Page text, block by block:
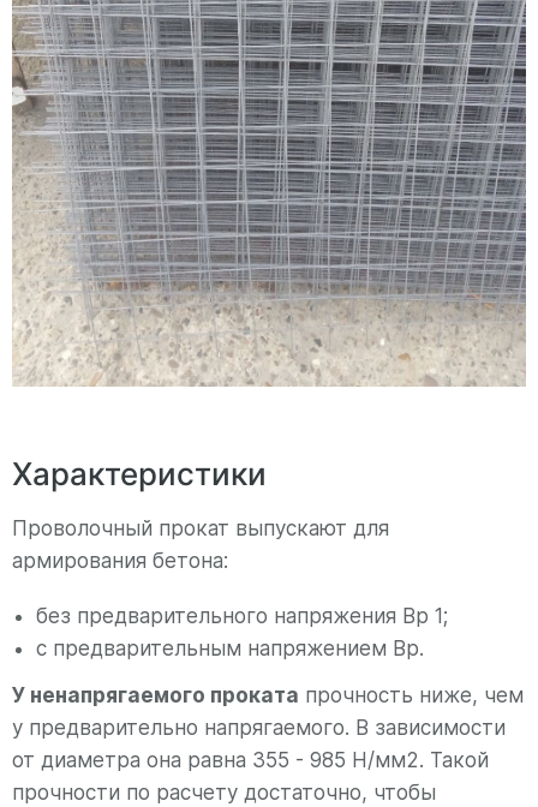
Характеристики
Проволочный прокат выпускают для
армирования бетона:
без предварительного напряжения Вр 1;
с предварительным напряжением Вр.
У ненапрягаемого проката прочность ниже, чем
у предварительно напрягаемого. В зависимости
от диаметра она равна 355 - 985 Н/мм2. Такой
прочности по расчету достаточно, чтобы